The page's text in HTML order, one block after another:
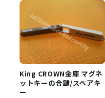
King CROWN金庫 マグネ
ットキーの合鍵/スペアキ
ー